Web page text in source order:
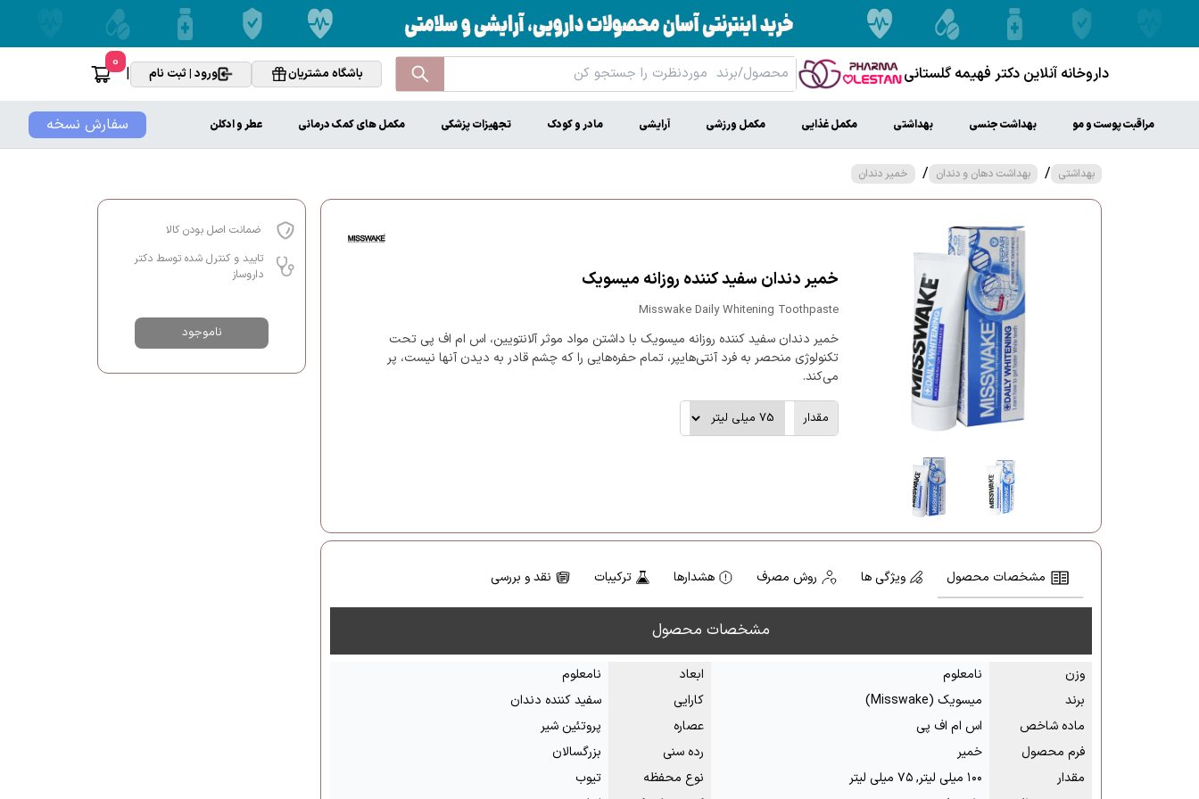
داروخانه آنلاین دکتر فهیمه گلستانی باشگاه مشتریان ورود | ثبت نام |
0
سفارش نسخه مراقبت پوست و مو بهداشت جنسی بهداشتی مکمل غذایی مکمل ورزشی آرایشی مادر و کودک تجهیزات پزشکی مکمل های کمک درمانی عطر و ادکلن
بهداشتی / بهداشت دهان و دندان / خمیر دندان
خمیر دندان سفید کننده روزانه میسویک
Misswake Daily Whitening Toothpaste
خمیر دندان سفید کننده روزانه میسویک با داشتن مواد موثر آلانتویین، اس ام اف پی تحت
تکنولوژی منحصر به فرد آنتی‌هایپر، تمام حفره‌هایی را که چشم قادر به دیدن آنها نیست، پر
می‌کند.
مقدار
مشخصات محصول ویژگی ها روش مصرف هشدارها ترکیبات نقد و بررسی
مشخصات محصول
وزن نامعلوم ابعاد
نامعلوم
برند
میسویک (Misswake) کارایی
سفید کننده دندان
ماده شاخص
اس ام اف پی عصاره
پروتئین شیر
فرم محصول
خمیر رده سنی
بزرگسالان
مقدار
۱۰۰ میلی لیتر, ۷۵ میلی لیتر نوع محفظه
تیوب
ضمانت اصل بودن کالا
تایید و کنترل شده توسط دکتر
داروساز
ناموجود